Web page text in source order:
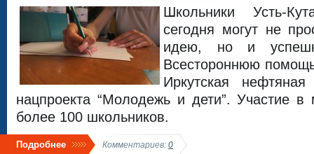
Школьники Усть-
сегодня могут не
идею, но и
Всестороннюю
Иркутская
нацпроекта “Молодежь и дети”. Участие в
более 100 школьников.
Подробнее Комментариев: 0